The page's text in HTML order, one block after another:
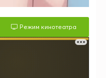
Режим кинотеатра